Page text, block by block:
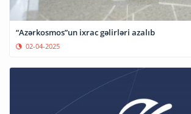
“Azərkosmos”un ixrac gəlirləri azalıb
02-04-2025